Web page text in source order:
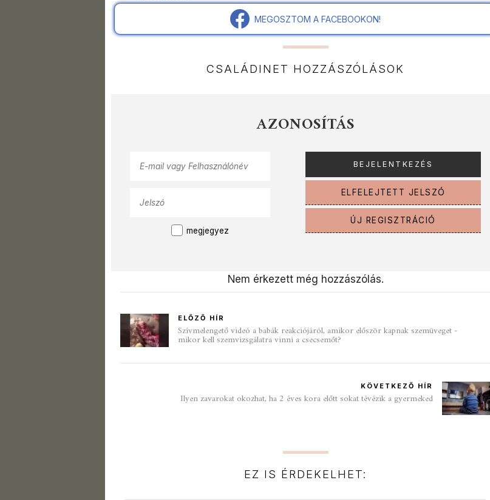
MEGOSZTOM A FACEBOOKON!
CSALÁDINET HOZZÁSZÓLÁSOK
AZONOSÍTÁS
megjegyez
ELFELEJTETT JELSZÓ
ÚJ REGISZTRÁCIÓ
Nem érkezett még hozzászólás.
ELŐZŐ HÍR
Szívmelengető videó a babák reakciójáról, amikor először kapnak szemüveget -
mikor kell szemvizsgálatra vinni a csecsemőt?
KÖVETKEZŐ HÍR
Ilyen zavarokat okozhat, ha 2 éves kora előtt sokat tévézik a gyermeked
EZ IS ÉRDEKELHET: